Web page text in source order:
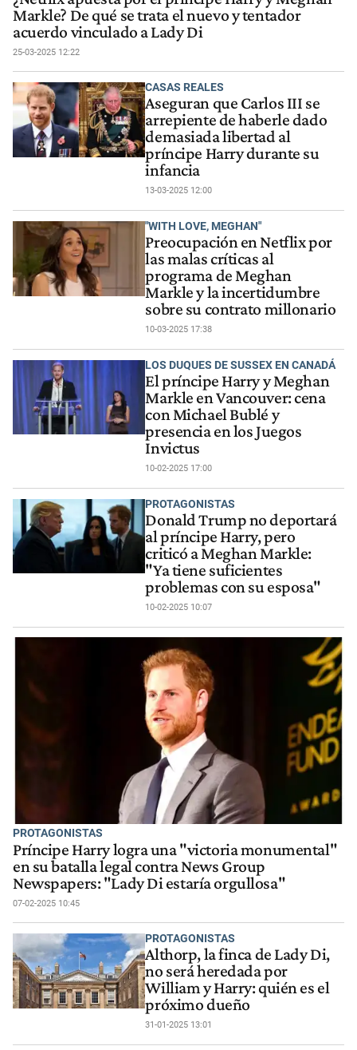
Markle? De qué se trata el nuevo y tentador
acuerdo vinculado a Lady Di
25-03-2025 12:22
CASAS REALES
Aseguran que Carlos III se
arrepiente de haberle dado
demasiada libertad al
príncipe Harry durante su
infancia
13-03-2025 12:00
"WITH LOVE, MEGHAN"
Preocupación en Netflix por
las malas críticas al
programa de Meghan
Markle y la incertidumbre
sobre su contrato millonario
10-03-2025 17:38
LOS DUQUES DE SUSSEX EN CANADÁ
El príncipe Harry y Meghan
Markle en Vancouver: cena
con Michael Bublé y
presencia en los Juegos
Invictus
10-02-2025 17:00
PROTAGONISTAS
Donald Trump no deportará
al príncipe Harry, pero
criticó a Meghan Markle:
"Ya tiene suficientes
problemas con su esposa"
10-02-2025 10:07
PROTAGONISTAS
Príncipe Harry logra una "victoria monumental"
en su batalla legal contra News Group
Newspapers: "Lady Di estaría orgullosa"
07-02-2025 10:45
PROTAGONISTAS
Althorp, la finca de Lady Di,
no será heredada por
William y Harry: quién es el
próximo dueño
31-01-2025 13:01